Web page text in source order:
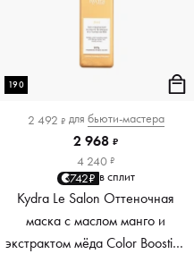
190
2 492 ₽ для бьюти-мастера
2 968 ₽
4 240 ₽
742₽ в сплит
Kydra Le Salon Оттеночная
маска с маслом манго и
экстрактом мёда Color Boosting